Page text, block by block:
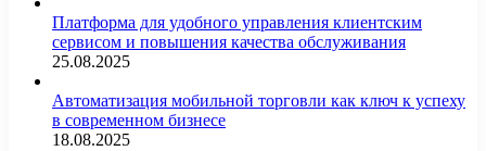
Платформа для удобного управления клиентским
сервисом и повышения качества обслуживания
25.08.2025
Автоматизация мобильной торговли как ключ к успеху
в современном бизнесе
18.08.2025